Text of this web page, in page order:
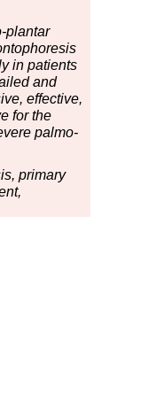
plantar
in patients
and
effective,
for the
palmo-
primary